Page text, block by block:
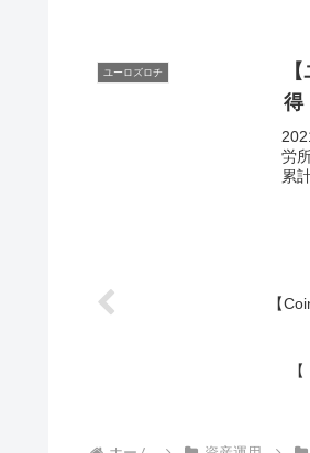
ユーロズロチ
得
労
累
【